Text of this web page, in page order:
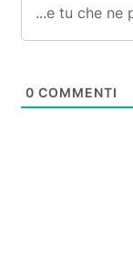
0 COMMENTI